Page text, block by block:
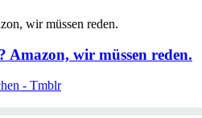
wir müssen reden.
wir müssen reden.
- Tmblr